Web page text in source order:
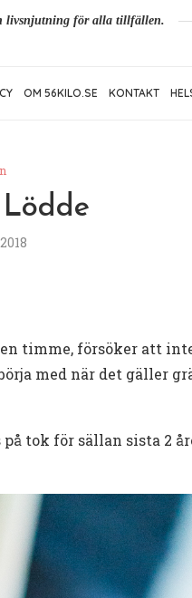
livsnjutning för alla tillfällen.
OM 56KILO.SE KONTAKT
timme, försöker att
med när det gäller
tok för sällan sista 2